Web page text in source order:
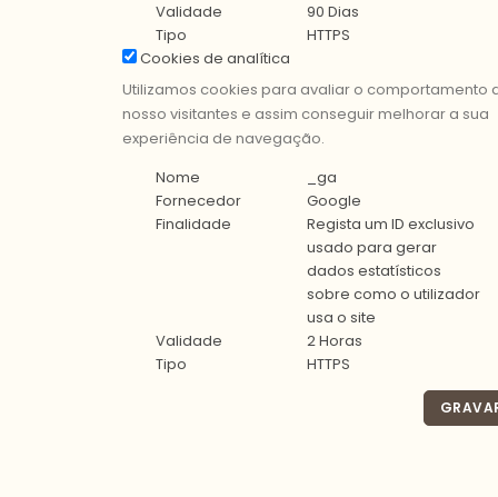
Validade
90 Dias
Tipo
HTTPS
Cookies de analítica
Utilizamos cookies para avaliar o comportamento
nosso visitantes e assim conseguir melhorar a sua
experiência de navegação.
Nome
_ga
Fornecedor
Google
Finalidade
Regista um ID exclusivo
usado para gerar
dados estatísticos
sobre como o utilizador
usa o site
Validade
2 Horas
Tipo
HTTPS